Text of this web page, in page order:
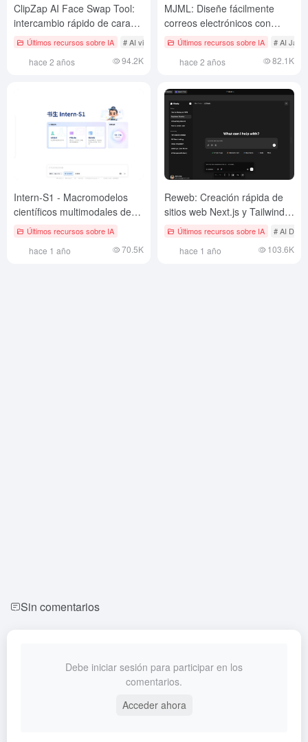
ClipZap AI Face Swap Tool:
intercambio rápido de caras
por IA para fotos y vídeos
Últimos recursos sobre IA # AI video face swap
hace 2 años 94.2K
MJML: Diseñe fácilmente
correos electrónicos con
capacidad de respuesta,
electrónicos de marketing
Últimos recursos sobre IA # AI Java
hace 2 años 82.1K
Intern-S1 - Macromodelos
científicos multimodales de
código abierto del Shanghai
Últimos recursos sobre IA
hace 1 año 70.5K
Reweb: Creación rápida de
sitios web Next.js y Tailwind
CSS con IA y editores
Últimos recursos sobre IA # AI
hace 1 año 103.6K
Sin comentarios
Debe iniciar sesión para participar en los
comentarios.
Acceder ahora